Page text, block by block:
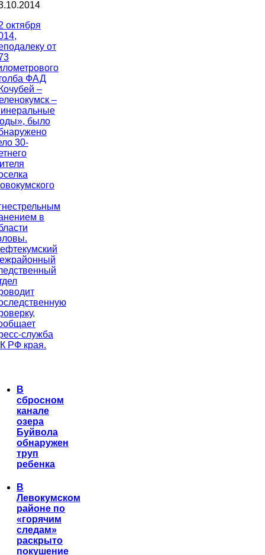
октября
от
ФАД
–
–
было
30-
в
служба
РФ края.
В
сбросном
канале
озера
Буйвола
обнаружен
труп
ребенка
В
Левокумском
районе по
«горячим
следам»
раскрыто
покушение